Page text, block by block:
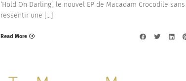
‘Hold On Darling’, le nouvel EP de Macadam Crocodile sans
ressentir une […]
Read More